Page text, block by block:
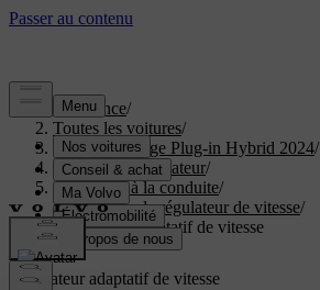
Assistance/
Toutes les voitures/
XC40 Recharge Plug-in Hybrid 2024/
Manuel de l'utilisateur/
Assistance à la conduite/
Fonctions de régulateur de vitesse/
Régulateur adaptatif de vitesse
Régulateur adaptatif de vitesse